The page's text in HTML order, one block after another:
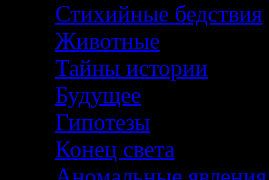
Стихийные бедствия
Животные
Тайны истории
Будущее
Гипотезы
Конец света